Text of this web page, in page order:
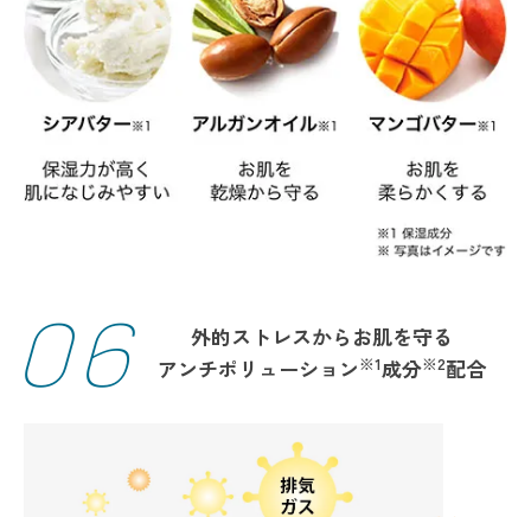
06
外的ストレスからお肌を守る
アンチポリューション※1成分※2配合